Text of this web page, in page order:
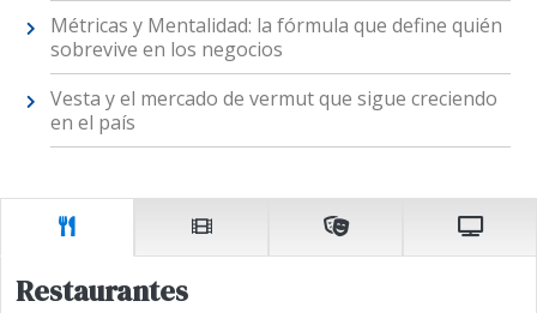
Métricas y Mentalidad: la fórmula que define quién
sobrevive en los negocios
Vesta y el mercado de vermut que sigue creciendo
en el país
Restaurantes